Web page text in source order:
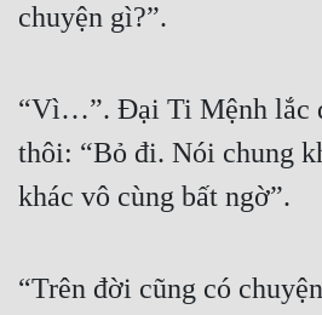
Triều Đấu
Trọng Sinh
Tu Chân
Tu Tiên
chuyện gì?”.
“Vì…”. Đại Ti Mệnh lắc
thôi: “Bỏ đi. Nói chung
khác vô cùng bất ngờ”.
“Trên đời cũng có